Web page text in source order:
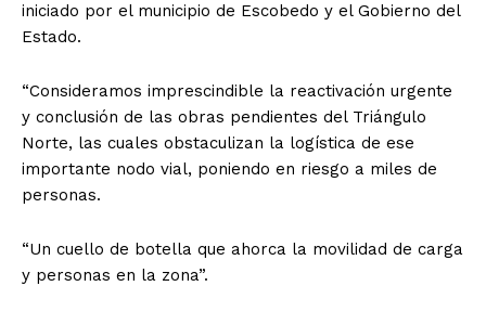
iniciado por el municipio de Escobedo y el Gobierno del
Estado.
“Consideramos imprescindible la reactivación urgente
y conclusión de las obras pendientes del Triángulo
Norte, las cuales obstaculizan la logística de ese
importante nodo vial, poniendo en riesgo a miles de
personas.
“Un cuello de botella que ahorca la movilidad de carga
y personas en la zona”.